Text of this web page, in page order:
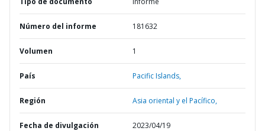
Número del informe 181632
Volumen 1
País Pacific Islands,
Región Asia oriental y el Pacífico,
Fecha de divulgación 2023/04/19